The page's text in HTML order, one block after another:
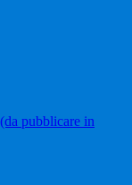
pubblicare in